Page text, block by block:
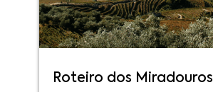
Roteiro dos Miradouros